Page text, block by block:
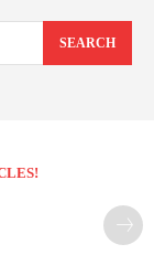
SEARCH